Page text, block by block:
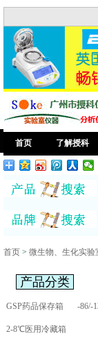
首页 了解授科
首页> 微生物、生化实验
产品分类
GSP药品保存箱 -86/-
2-8℃医用冷藏箱